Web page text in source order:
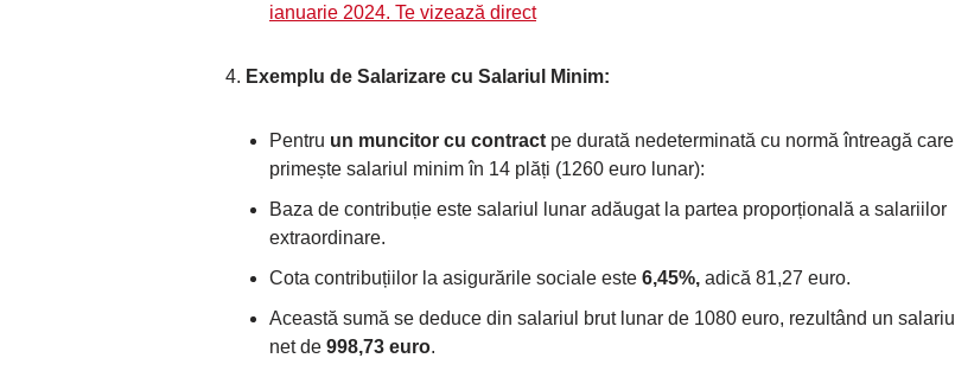
ianuarie 2024. Te vizează direct
Exemplu de Salarizare cu Salariul Minim:
Pentru un muncitor cu contract pe durată nedeterminată cu normă întreagă care
primește salariul minim în 14 plăți (1260 euro lunar):
Baza de contribuție este salariul lunar adăugat la partea proporțională a salariilor
extraordinare.
Cota contribuțiilor la asigurările sociale este 6,45%, adică 81,27 euro.
Această sumă se deduce din salariul brut lunar de 1080 euro, rezultând un salariu
net de 998,73 euro.